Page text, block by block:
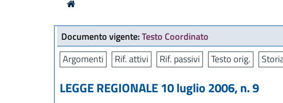
Documento vigente:Testo Coordinato
Argomenti
Rif. attivi Rif. passivi Testo orig.
LEGGE REGIONALE 10 luglio 2006, n. 9